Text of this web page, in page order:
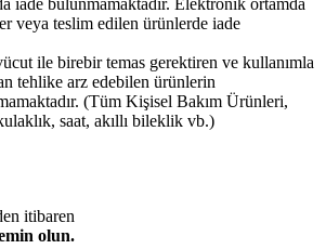
iade bulunmamaktadır. Elektronik ortamda
veya teslim edilen ürünlerde iade
ile birebir temas gerektiren ve kullanımla
tehlike arz edebilen ürünlerin
(Tüm Kişisel Bakım Ürünleri,
saat, akıllı bileklik vb.)
itibaren
olun.